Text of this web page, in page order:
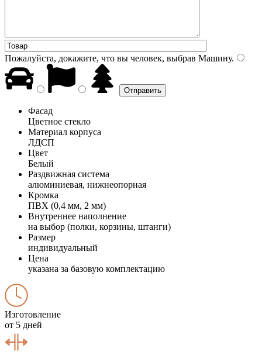
Пожалуйста, докажите, что вы человек, выбрав Машину.
Фасад
Цветное стекло
Материал корпуса
ЛДСП
Цвет
Белый
Раздвижная система
алюминиевая, нижнеопорная
Кромка
ПВХ (0,4 мм, 2 мм)
Внутреннее наполнение
на выбор (полки, корзины, штанги)
Размер
индивидуальный
Цена
указана за базовую комплектацию
Изготовление
от 5 дней